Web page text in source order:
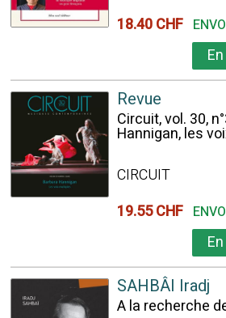
18.40 CHF
Revue
Circuit, vol. 30,
Hannigan, les
CIRCUIT
19.55 CHF
SAHBÂI Iradj
A la recherche